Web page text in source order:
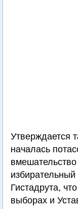
Утверждается
началась
избирательный
Гистадрута,
выборах и